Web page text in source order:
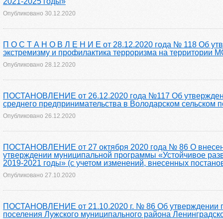
Опубликовано 30.12.2020
П О С Т А Н О В Л Е Н И Е от 28.12.2020 года № 118 Об
экстремизму и профилактика терроризма на территории
Опубликовано 28.12.2020
ПОСТАНОВЛЕНИЕ от 26.12.2020 года №117 Об
среднего предпринимательства в Володарском сельском
Опубликовано 26.12.2020
ПОСТАНОВЛЕНИЕ от 27 октября 2020 года № 86 О
утверждении муниципальной программы «Устойчивое
2019-2021 годы» (с учетом изменений, внесенных
Опубликовано 27.10.2020
ПОСТАНОВЛЕНИЕ от 21.10.2020 г. № 86 Об утверждении
поселения Лужского муниципального района